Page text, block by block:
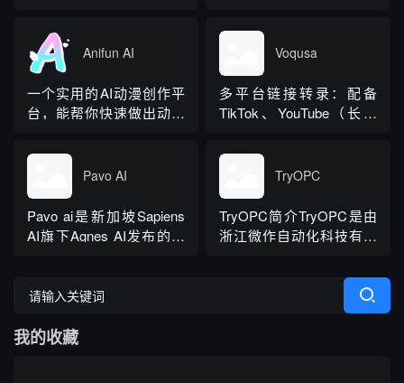
超越其他任何转换器。
等，是 “一站式影像设计工
具”智能体。
Anifun AI
一个实用的AI动漫创作平
台，能帮你快速做出动漫
了动漫艺术生成器、视频
生成器、在线漫画制作器
等工具。
Voqusa
多平台链接转录：配备
TikTok、YouTube（长视
Instagram（Reels 和
IGTV）、Facebook、X、
LinkedIn、Pinterest 这七
个平台，直接粘贴公开链
接就能处理。
Pavo AI
Pavo ai是新加坡Sapiens
AI旗下Agnes AI发布的免
包进一个工作流。解决AI
素材、成片"各自为政的问
TryOPC
TryOPC简介TryOPC是由
浙江微作自动化科技有限
公司”（OPC）创业者的ai
社区平台，TryOPC核心服
务个人开发者、小微经营
我的收藏